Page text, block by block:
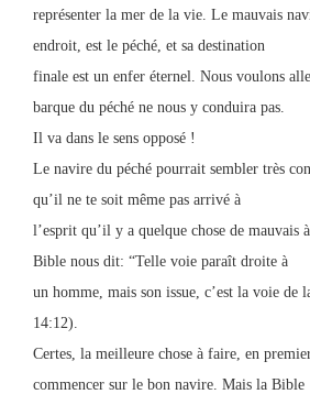
représenter la mer de la vie. Le mauvais
endroit, est le péché, et sa destination
finale est un enfer éternel. Nous voulons
barque du péché ne nous y conduira pas.
Il va dans le sens opposé !
Le navire du péché pourrait sembler très
qu’il ne te soit même pas arrivé à
l’esprit qu’il y a quelque chose de mauvais
Bible nous dit: “Telle voie paraît droite à
un homme, mais son issue, c’est la voie de
14:12).
Certes, la meilleure chose à faire, en
commencer sur le bon navire. Mais la Bible